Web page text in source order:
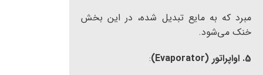
مبرد که به مایع تبدیل شده، در این بخش
خنک می‌شود.
5. اواپراتور (Evaporator)
: